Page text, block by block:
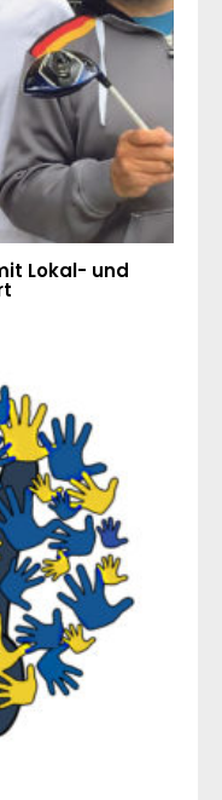
Lokal- und